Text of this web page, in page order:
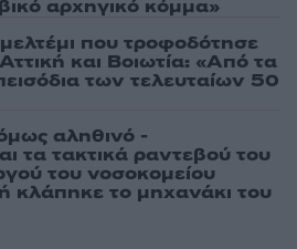
αρχηγικό κόμμα»
που τροφοδότησε
και Βοιωτία: «Από τα
των τελευταίων 50
αληθινό -
τα τακτικά ραντεβού του
του νοσοκομείου
κλάπηκε το μηχανάκι του